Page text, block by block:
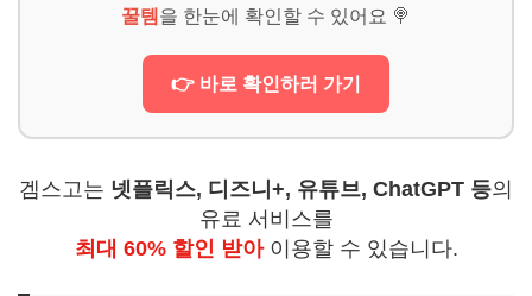
꿀템 을 한눈에 확인할 수 있어요 🍭
👉 바로 확인하러 가기
겜스고는 넷플릭스, 디즈니+, 유튜브, ChatGPT 등의
유료 서비스를
최대 60% 할인 받아이용할 수 있습니다.